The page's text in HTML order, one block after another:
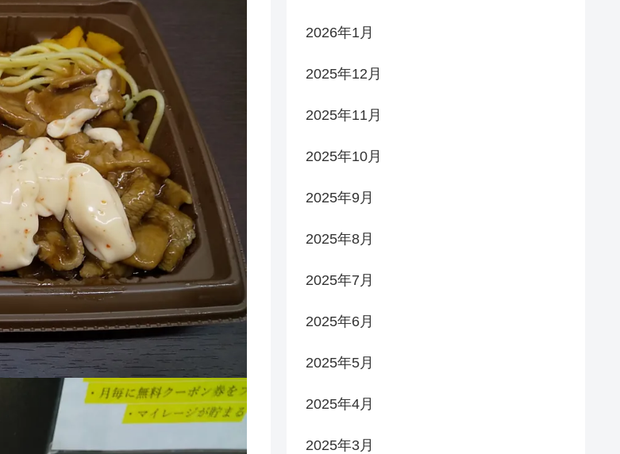
2026年1月
2025年12月
2025年11月
2025年10月
2025年9月
2025年8月
2025年7月
2025年6月
2025年5月
2025年4月
2025年3月